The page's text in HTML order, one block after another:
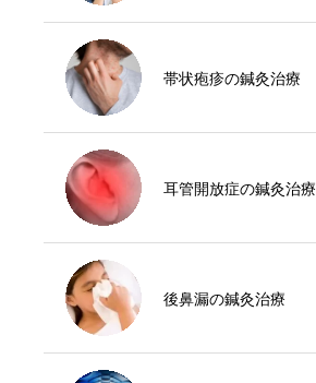
帯状疱疹の鍼灸治療
耳管開放症の鍼灸治療
後鼻漏の鍼灸治療